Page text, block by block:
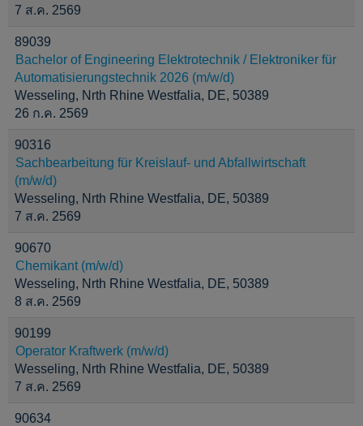
7 ส.ค. 2569
89039
Bachelor of Engineering Elektrotechnik / Elektroniker für
Automatisierungstechnik 2026 (m/w/d)
Wesseling, Nrth Rhine Westfalia, DE, 50389
26 ก.ค. 2569
90316
Sachbearbeitung für Kreislauf- und Abfallwirtschaft
(m/w/d)
Wesseling, Nrth Rhine Westfalia, DE, 50389
7 ส.ค. 2569
90670
Chemikant (m/w/d)
Wesseling, Nrth Rhine Westfalia, DE, 50389
8 ส.ค. 2569
90199
Operator Kraftwerk (m/w/d)
Wesseling, Nrth Rhine Westfalia, DE, 50389
7 ส.ค. 2569
90634